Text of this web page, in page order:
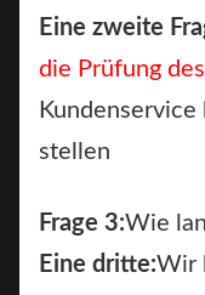
Eine zweite
die Prüfung
stellen
Frage 3:Wie
Eine dritte:Wir